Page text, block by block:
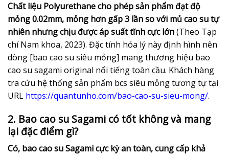
Chất liệu Polyurethane cho phép sản phẩm đạt độ
mỏng 0.02mm, mỏng hơn gấp 3 lần so với mủ cao su tự
nhiên nhưng chịu được áp suất tĩnh cực lớn(Theo Tạp
chí Nam khoa, 2023). Đặc tính hóa lý này định hình nên
dòng [bao cao su siêu mỏng] mang thương hiệu bao
cao su sagami original nổi tiếng toàn cầu. Khách hàng
tra cứu hệ thống sản phẩm bcs siêu mỏng tương tự tại
URL https://quantunho.com/bao-cao-su-sieu-mong/.
2. Bao cao su Sagami có tốt không và mang
lại đặc điểm gì?
Có, bao cao su Sagami cực kỳ an toàn, cung cấp khả